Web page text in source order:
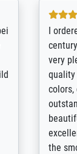
The
meet
expert
client.
will